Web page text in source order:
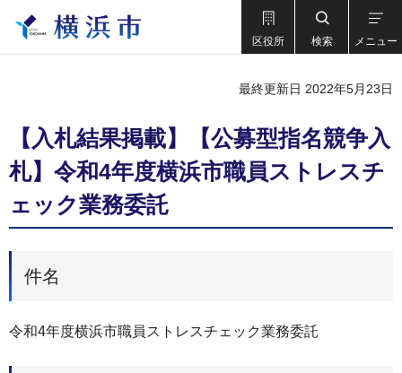
区役所 検索 メニュー
最終更新日 2022年5月23日
【⼊札結果掲載】【公募型指名競争入
札】令和4年度横浜市職員ストレスチ
ェック業務委託
件名
令和4年度横浜市職員ストレスチェック業務委託